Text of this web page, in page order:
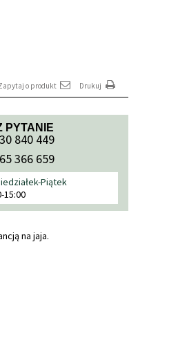
o produkt Drukuj
PYTANIE
840 449
366 659
Piątek
15:00
na jaja.